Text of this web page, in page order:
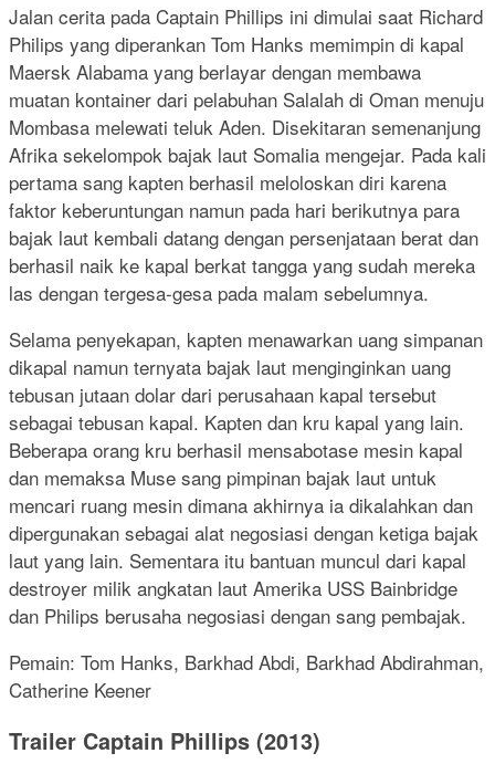
Jalan cerita pada Captain Phillips ini dimulai saat Richard
Philips yang diperankan Tom Hanks memimpin di kapal
Maersk Alabama yang berlayar dengan membawa
muatan kontainer dari pelabuhan Salalah di Oman menuju
Mombasa melewati teluk Aden. Disekitaran semenanjung
Afrika sekelompok bajak laut Somalia mengejar. Pada kali
pertama sang kapten berhasil meloloskan diri karena
faktor keberuntungan namun pada hari berikutnya para
bajak laut kembali datang dengan persenjataan berat dan
berhasil naik ke kapal berkat tangga yang sudah mereka
las dengan tergesa-gesa pada malam sebelumnya.
Selama penyekapan, kapten menawarkan uang simpanan
dikapal namun ternyata bajak laut menginginkan uang
tebusan jutaan dolar dari perusahaan kapal tersebut
sebagai tebusan kapal. Kapten dan kru kapal yang lain.
Beberapa orang kru berhasil mensabotase mesin kapal
dan memaksa Muse sang pimpinan bajak laut untuk
mencari ruang mesin dimana akhirnya ia dikalahkan dan
dipergunakan sebagai alat negosiasi dengan ketiga bajak
laut yang lain. Sementara itu bantuan muncul dari kapal
destroyer milik angkatan laut Amerika USS Bainbridge
dan Philips berusaha negosiasi dengan sang pembajak.
Pemain: Tom Hanks, Barkhad Abdi, Barkhad Abdirahman,
Catherine Keener
Trailer Captain Phillips (2013)